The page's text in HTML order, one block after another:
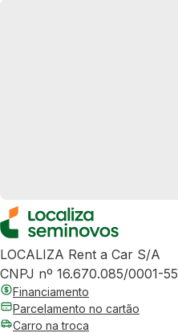
LOCALIZA Rent a Car S/A
CNPJ nº 16.670.085/0001-55
Financiamento
Parcelamento no cartão
Carro na troca